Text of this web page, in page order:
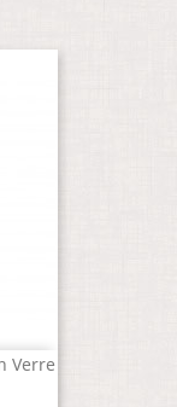
Verre